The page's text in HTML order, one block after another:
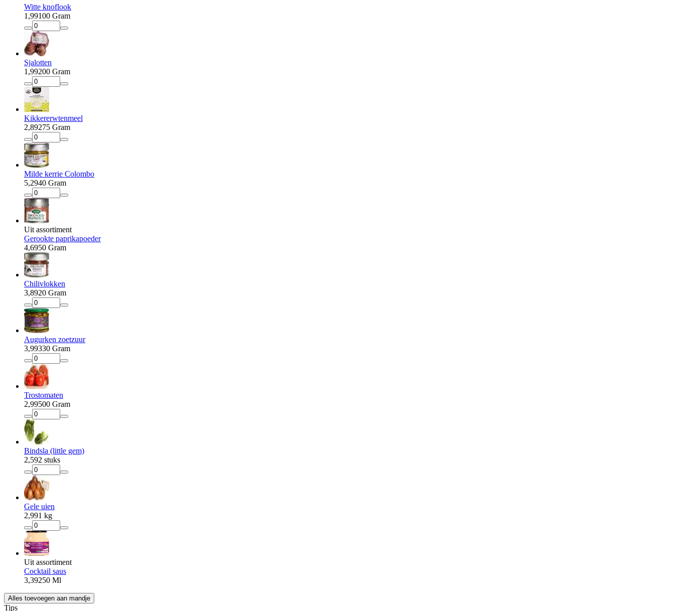
Witte knoflook
1 ,99100 Gram
Sjalotten
1 ,99200 Gram
Kikkererwtenmeel
2,89275 Gram
Milde kerrie Colombo
5,2940 Gram
Uit assortiment
Gerookte paprikapoeder
4,6950 Gram
Chilivlokken
3,8920 Gram
Augurken zoetzuur
3,99330 Gram
Trostomaten
2,99500 Gram
Bindsla (little gem)
2,592 stuks
Gele uien
2,991 kg
Uit assortiment
Cocktail saus
3,39250 Ml
Alles toevoegen aan mandje
Tips